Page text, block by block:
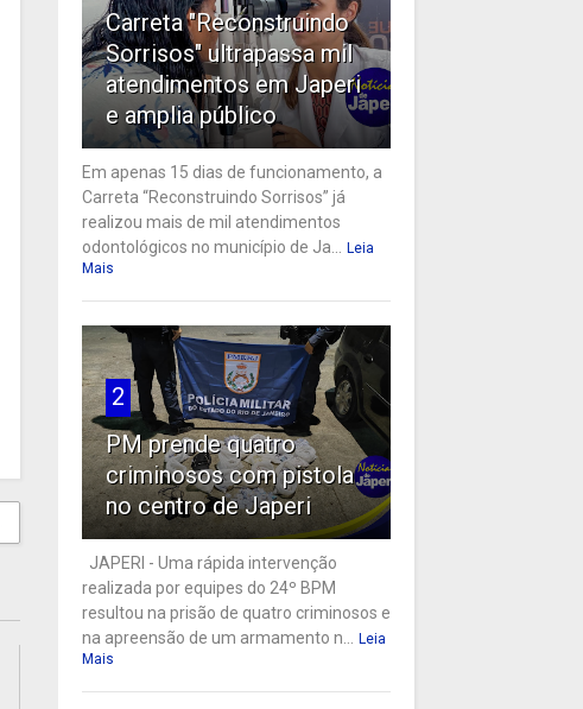
Carreta "Reconstruindo
Sorrisos" ultrapassa mil
atendimentos em Japeri
e amplia público
Em apenas 15 dias de funcionamento, a
Carreta “Reconstruindo Sorrisos” já
realizou mais de mil atendimentos
odontológicos no município de Ja...
Leia
Mais
2
PM prende quatro
criminosos com pistola
no centro de Japeri
JAPERI - Uma rápida intervenção
realizada por equipes do 24º BPM
resultou na prisão de quatro criminosos e
na apreensão de um armamento n...
Leia
Mais